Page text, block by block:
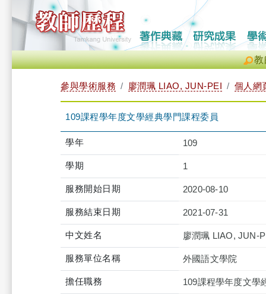
教
參與學術服務 廖潤珮 LIAO, JUN-PEI 個人網
109課程學年度文學經典學門課程委員
學年 109
學期 1
服務開始日期 2020-08-10
服務結束日期 2021-07-31
中文姓名 廖潤珮 LIAO, JUN-
服務單位名稱 外國語文學院
擔任職務 109課程學年度文學